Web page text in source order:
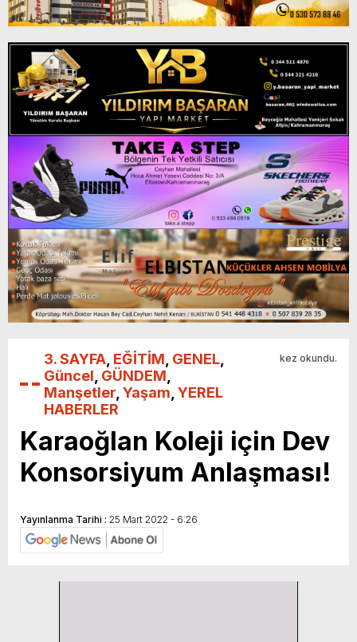
3. SAYFA EĞİTİM GENEL
Güncel GÜNDEM
Manşetler Yaşam YEREL
HABERLER
kez okundu.
Karaoğlan Koleji için Dev
Konsorsiyum Anlaşması!
Yayınlanma Tarihi : 25 Mart 2022 - 6:26